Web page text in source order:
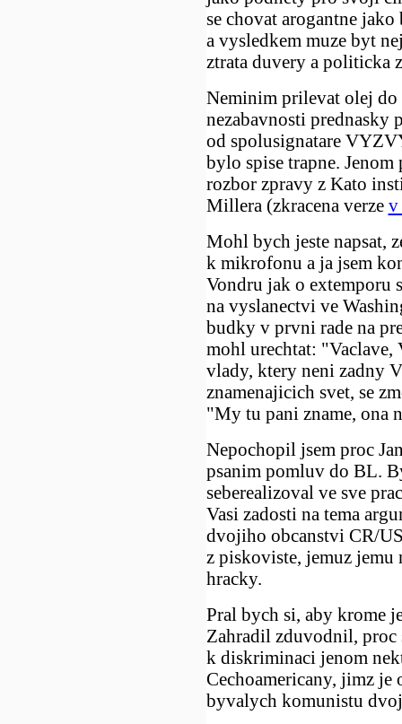
se chovat arogantne
a vysledkem muze byt
ztrata duvery a politicka
Neminim prilevat olej do
nezabavnosti prednasky
od spolusignatare
bylo spise trapne.
rozbor zpravy z Kato
Millera (zkracena verze v
Mohl bych jeste napsat,
k mikrofonu a ja jsem
Vondru jak o extemporu
na vyslanectvi ve
budky v prvni rade na
mohl urechtat: "Vaclave,
vlady, ktery neni zadny
znamenajicich svet, se
"My tu pani zname, ona
Nepochopil jsem proc
psanim pomluv do BL.
seberealizoval ve sve
Vasi zadosti na tema
dvojiho obcanstvi CR/
z piskoviste, jemuz jemu
hracky.
Pral bych si, aby krome
Zahradil zduvodnil, proc
k diskriminaci jenom
Cechoamericany, jimz je
byvalych komunistu